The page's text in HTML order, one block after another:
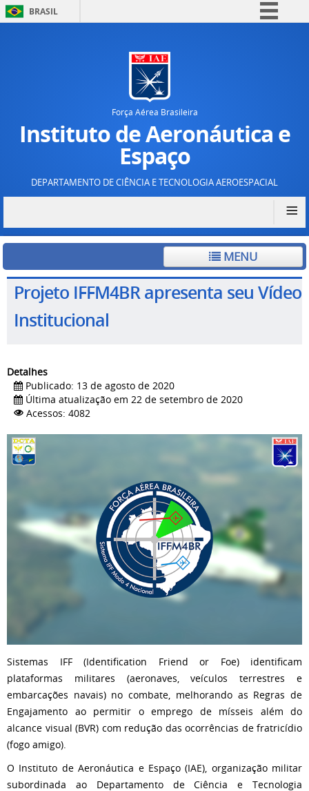
BRASIL
Canais
Força Aérea Brasileira
Instituto de Aeronáutica e
Espaço
DEPARTAMENTO DE CIÊNCIA E TECNOLOGIA AEROESPACIAL
≡
MENU
Projeto IFFM4BR apresenta seu Vídeo
Institucional
Detalhes
Publicado: 13 de agosto de 2020
Última atualização em 22 de setembro de 2020
Acessos: 4082
Sistemas IFF (Identification Friend or Foe) identificam
plataformas militares (aeronaves, veículos terrestres e
embarcações navais) no combate, melhorando as Regras de
Engajamento ao permitir o emprego de mísseis além do
alcance visual (BVR) com redução das ocorrências de fratricídio
(fogo amigo).
O Instituto de Aeronáutica e Espaço (IAE), organização militar
subordinada ao Departamento de Ciência e Tecnologia